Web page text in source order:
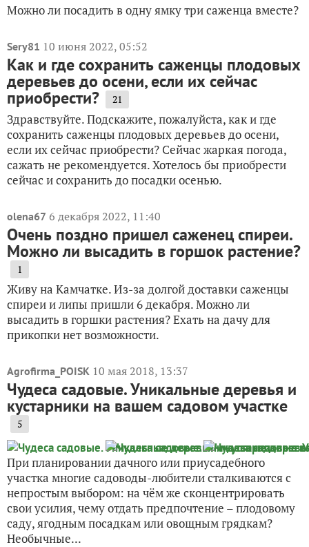
Можно ли посадить в одну ямку три саженца вместе?
Sery81 10 июня 2022, 05:52
Как и где сохранить саженцы плодовых
деревьев до осени, если их сейчас
приобрести? 21
Здравствуйте. Подскажите, пожалуйста, как и где
сохранить саженцы плодовых деревьев до осени,
если их сейчас приобрести? Сейчас жаркая погода,
сажать не рекомендуется. Хотелось бы приобрести
сейчас и сохранить до посадки осенью.
olena67 6 декабря 2022, 11:40
Очень поздно пришел саженец спиреи.
Можно ли высадить в горшок растение?
1
Живу на Камчатке. Из-за долгой доставки саженцы
спиреи и липы пришли 6 декабря. Можно ли
высадить в горшки растения? Ехать на дачу для
прикопки нет возможности.
Agrofirma_POISK 10 мая 2018, 13:37
Чудеса садовые. Уникальные деревья и
кустарники на вашем садовом участке
5
При планировании дачного или приусадебного
участка многие садоводы-любители сталкиваются с
непростым выбором: на чём же сконцентрировать
свои усилия, чему отдать предпочтение – плодовому
саду, ягодным посадкам или овощным грядкам?
Необычные...